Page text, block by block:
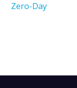
Zero-Day